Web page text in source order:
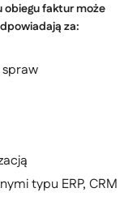
obiegu faktur może
za:
typu ERP, CRM